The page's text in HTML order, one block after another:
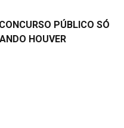
PÚBLICO SÓ
HOUVER